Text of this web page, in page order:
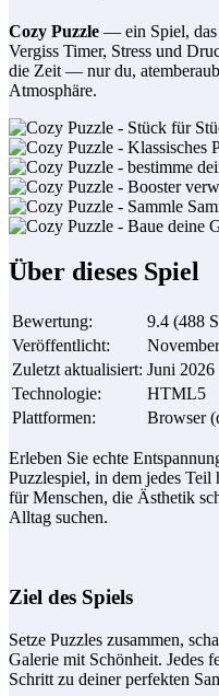
Cozy Puzzle — ein Spiel, das
Vergiss Timer, Stress und
die Zeit — nur du,
Atmosphäre.
Über dieses Spiel
Bewertung: 9.4 (488
Veröffentlicht:
Zuletzt aktualisiert: Juni 2026
Technologie:
HTML5
Plattformen: Browser
Erleben Sie echte
Puzzlespiel, in dem jedes Teil
für Menschen, die Ästhetik
Alltag suchen.
Ziel des Spiels
Setze Puzzles zusammen,
Galerie mit Schönheit. Jedes
Schritt zu deiner perfekten